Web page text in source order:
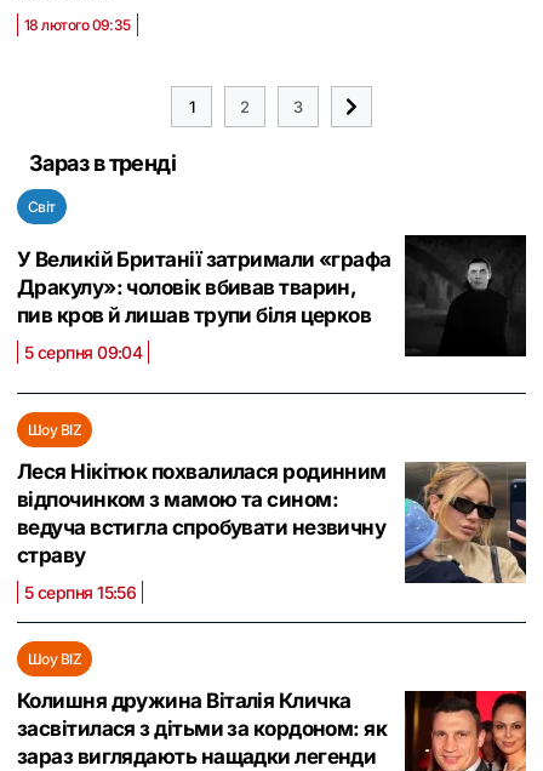
18 лютого 09:35
1 2 3
Зараз в тренді
Світ
У Великій Британії затримали «графа
Дракулу»: чоловік вбивав тварин,
пив кров й лишав трупи біля церков
5 серпня 09:04
Шоу BIZ
Леся Нікітюк похвалилася родинним
відпочинком з мамою та сином:
ведуча встигла спробувати незвичну
страву
5 серпня 15:56
Шоу BIZ
Колишня дружина Віталія Кличка
засвітилася з дітьми за кордоном: як
зараз виглядають нащадки легенди